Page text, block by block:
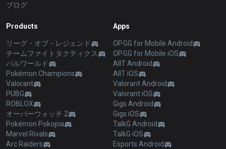
ブログ
Products
リーグ・オブ・レジェンド
チームファイトタクティクス
パルワールド
Pokémon Champions
Valorant
PUBG
ROBLOX
オーバーウォッチ 2
Pokémon Pokopia
Marvel Rivals
Arc Raiders
Apps
OP.GG for Mobile Android
OP.GG for Mobile iOS
AllT Android
AllT iOS
Valorant Android
Valorant iOS
Gigs Android
Gigs iOS
TalkG Android
TalkG iOS
Esports Android